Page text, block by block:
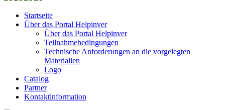
Startseite
Über das Portal Helpinver
Über das Portal Helpinver
Teilnahmebedingungen
Technische Anforderungen an die vorgelegten
Materialien
Logo
Catalog
Partner
Kontaktinformation